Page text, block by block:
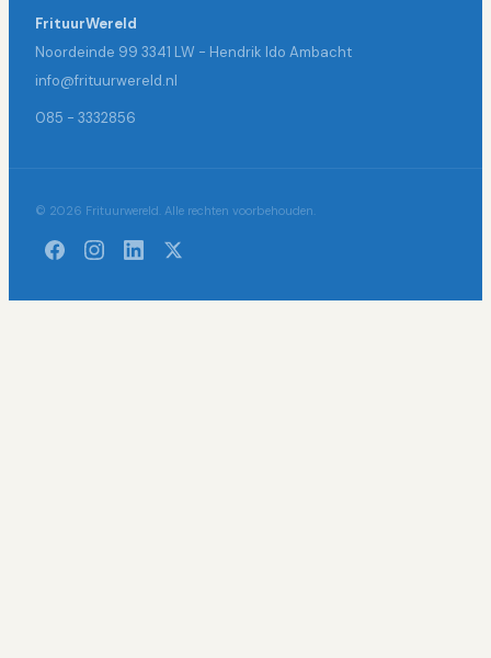
FrituurWereld
Noordeinde 99 3341 LW - Hendrik Ido Ambacht
info@frituurwereld.nl
085 - 3332856
© 2026 Frituurwereld. Alle rechten voorbehouden.